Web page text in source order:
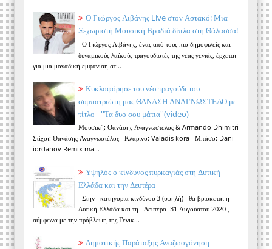
Ο Γιώργος Λιβάνης Live στον Αστακό: Μια
Ξεχωριστή Μουσική Βραδιά δίπλα στη Θάλασσα!
Ο Γιώργος Λιβάνης, ένας από τους πιο δημοφιλείς και
δυναμικούς λαϊκούς τραγουδιστές της νέας γενιάς, έρχεται
για μια μοναδική εμφανιση στ...
Κυκλοφόρησε του νέο τραγούδι του
συμπατριώτη μας ΘΑΝΑΣΗ ΑΝΑΓΝΩΣΤΕΛΟ με
τίτλο - ''Τα δυο σου μάτια''(video)
Μουσική: Θανάσης Αναγνωστέλος & Armando Dhimitri
Στίχοι: Θανάσης Αναγνωστέλος Κλαρίνο: Valadis kora Μπάσο: Dani
iordanov Remix ma...
Υψηλός ο κίνδυνος πυρκαγιάς στη Δυτική
Ελλάδα και την Δευτέρα
Στην κατηγορία κινδύνου 3 (υψηλή) θα βρίσκεται η
Δυτική Ελλάδα και τη Δευτέρα 31 Αυγούστου 2020 ,
σύμφωνα με την πρόβλεψη της Γενικ...
Δημοτικής Παράταξης Αναζωογόνηση